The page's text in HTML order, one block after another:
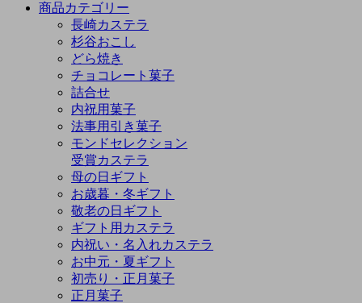
商品カテゴリー
長崎カステラ
杉谷おこし
どら焼き
チョコレート菓子
詰合せ
内祝用菓子
法事用引き菓子
モンドセレクション
受賞カステラ
母の日ギフト
お歳暮・冬ギフト
敬老の日ギフト
ギフト用カステラ
内祝い・名入れカステラ
お中元・夏ギフト
初売り・正月菓子
正月菓子